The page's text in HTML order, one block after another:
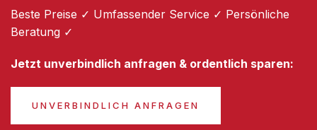
Beste Preise ✓ Umfassender Service ✓ Persönliche
Beratung ✓
Jetzt unverbindlich anfragen & ordentlich sparen:
UNVERBINDLICH ANFRAGEN